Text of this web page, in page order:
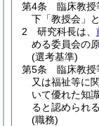
第4条
臨床教授
下「教授会」
2
研究科長は、
める委員会の
(選考基準)
第5条
臨床教授
又は福祉等に
いて優れた知
ると認められ
(職務)